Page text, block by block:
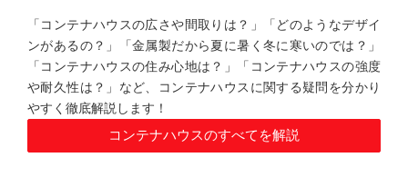
「コンテナハウスの広さや間取りは？」「どのようなデザイ
ンがあるの？」「金属製だから夏に暑く冬に寒いのでは？」
「コンテナハウスの住み心地は？」「コンテナハウスの強度
や耐久性は？」など、コンテナハウスに関する疑問を分かり
やすく徹底解説します！
コンテナハウスのすべてを解説